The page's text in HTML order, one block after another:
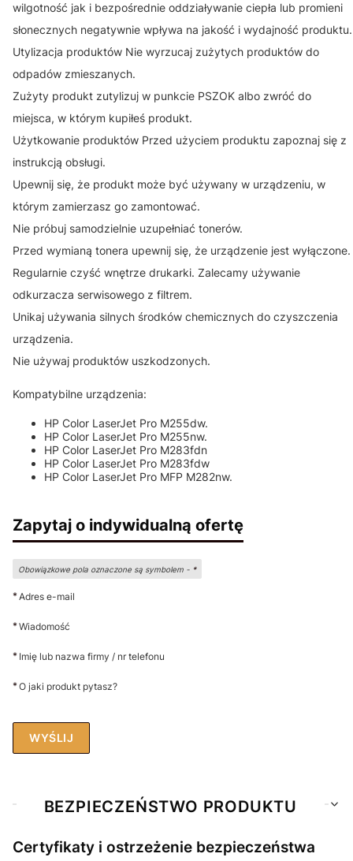
wilgotność jak i bezpośrednie oddziaływanie ciepła lub promieni
słonecznych negatywnie wpływa na jakość i wydajność produktu.
Utylizacja produktów Nie wyrzucaj zużytych produktów do
odpadów zmieszanych.
Zużyty produkt zutylizuj w punkcie PSZOK albo zwróć do
miejsca, w którym kupiłeś produkt.
Użytkowanie produktów Przed użyciem produktu zapoznaj się z
instrukcją obsługi.
Upewnij się, że produkt może być używany w urządzeniu, w
którym zamierzasz go zamontować.
Nie próbuj samodzielnie uzupełniać tonerów.
Przed wymianą tonera upewnij się, że urządzenie jest wyłączone.
Regularnie czyść wnętrze drukarki. Zalecamy używanie
odkurzacza serwisowego z filtrem.
Unikaj używania silnych środków chemicznych do czyszczenia
urządzenia.
Nie używaj produktów uszkodzonych.
Kompatybilne urządzenia:
HP Color LaserJet Pro M255dw.
HP Color LaserJet Pro M255nw.
HP Color LaserJet Pro M283fdn
HP Color LaserJet Pro M283fdw
HP Color LaserJet Pro MFP M282nw.
Zapytaj o indywidualną ofertę
Obowiązkowe pola oznaczone są symbolem - *
*Adres e-mail
*Wiadomość
* Imię lub nazwa firmy / nr telefonu
*O jaki produkt pytasz?
WYŚLIJ
BEZPIECZEŃSTWO PRODUKTU
Certyfikaty i ostrzeżenie bezpieczeństwa